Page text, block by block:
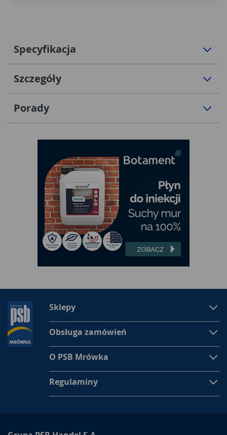
Specyfikacja
Szczegóły
Porady
Sklepy
Obsługa zamówień
O PSB Mrówka
Regulaminy